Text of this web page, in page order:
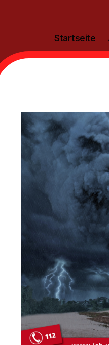
Startseite
Bereits
Besuch von